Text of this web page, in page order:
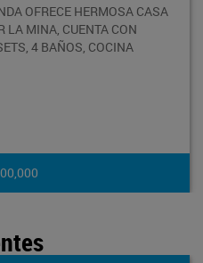
APARTAMENTO PISO 8° EN
ENVIGADO Y CUENTA CON
E ILUMINADOS,